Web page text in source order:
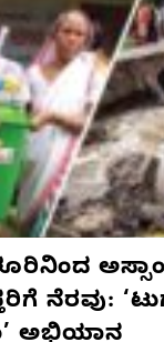
ನೆರವು: